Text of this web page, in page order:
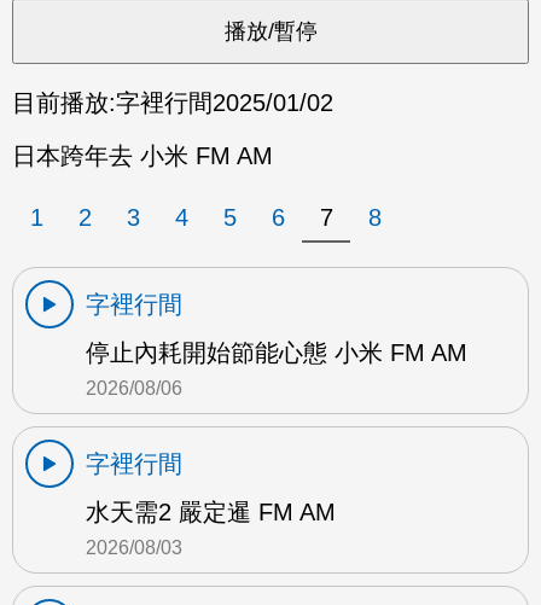
目前播放:字裡行間2025/01/02
日本跨年去 小米 FM AM
1 2 3 4 5 6 7 8
字裡行間
停止內耗開始節能心態 小米 FM AM
2026/08/06
字裡行間
水天需2 嚴定暹 FM AM
2026/08/03